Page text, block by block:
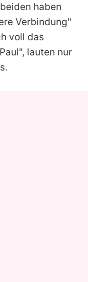
haben
Verbindung"
voll das
lauten nur